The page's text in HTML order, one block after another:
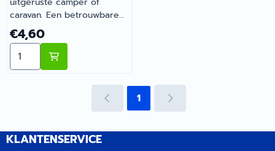
caravan. Een betrouwbare
keuze voor onderweg en
op de camping. Heb je
vragen over de juiste
keuze? Barsema Recreatie
Prijs: 4,60
€4,60
Aantal kiezen voor HTD Veer tbv Combirollo Serie
1
KLANTENSERVICE